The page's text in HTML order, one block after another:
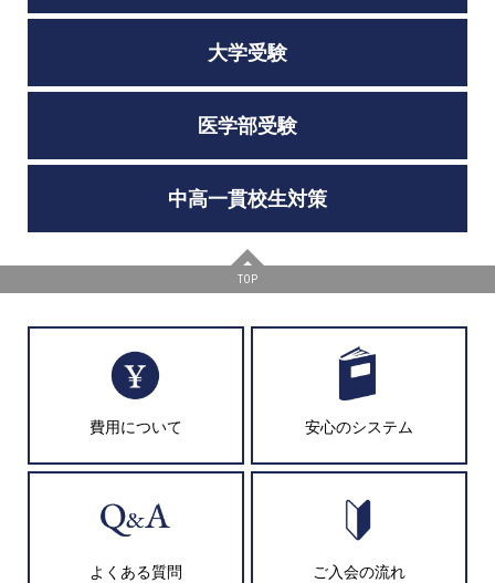
大学受験
医学部受験
中高一貫校生対策
TOP
費用について 安心のシステム
よくある質問 ご入会の流れ